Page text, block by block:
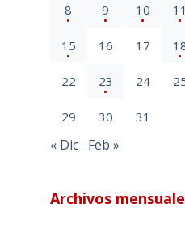
8 9 10 11
15 16 17
22 23 24
29 30 31
« Dic Feb »
Archivos